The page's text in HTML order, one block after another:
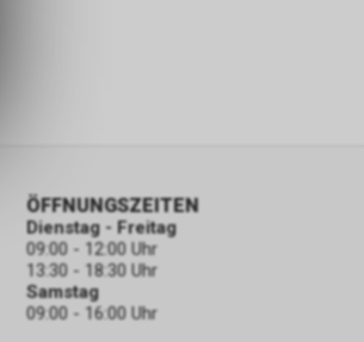
ÖFFNUNGSZEITEN
Dienstag - Freitag
09:00 - 12:00 Uhr
13:30 - 18:30 Uhr
Samstag
09:00 - 16:00 Uhr